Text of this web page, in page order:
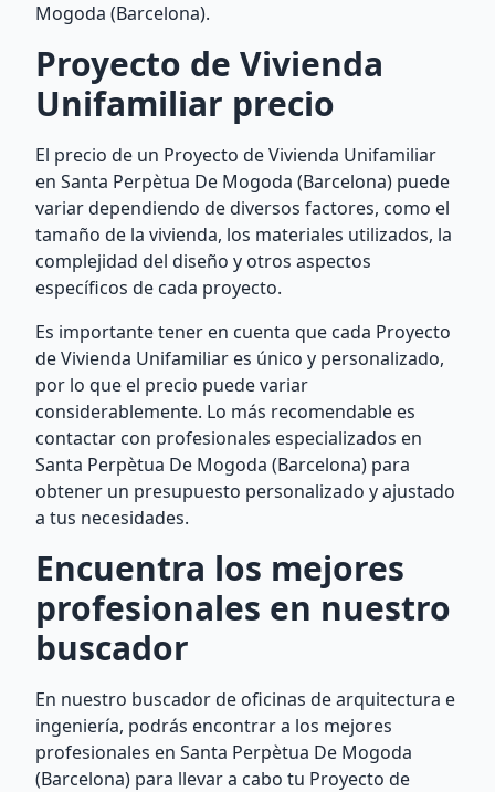
Mogoda (Barcelona).
Proyecto de Vivienda
Unifamiliar precio
El precio de un Proyecto de Vivienda Unifamiliar
en Santa Perpètua De Mogoda (Barcelona) puede
variar dependiendo de diversos factores, como el
tamaño de la vivienda, los materiales utilizados, la
complejidad del diseño y otros aspectos
específicos de cada proyecto.
Es importante tener en cuenta que cada Proyecto
de Vivienda Unifamiliar es único y personalizado,
por lo que el precio puede variar
considerablemente. Lo más recomendable es
contactar con profesionales especializados en
Santa Perpètua De Mogoda (Barcelona) para
obtener un presupuesto personalizado y ajustado
a tus necesidades.
Encuentra los mejores
profesionales en nuestro
buscador
En nuestro buscador de oficinas de arquitectura e
ingeniería, podrás encontrar a los mejores
profesionales en Santa Perpètua De Mogoda
(Barcelona) para llevar a cabo tu Proyecto de